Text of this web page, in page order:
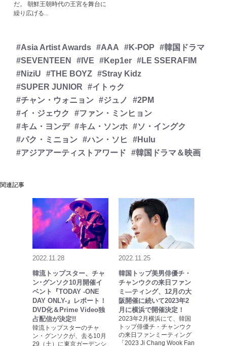
だ。 朝鮮王朝時代の王宮を舞台に
繰り広げる...
#Asia Artist Awards #AAA #K-POP
#韓国ドラマ
#SEVENTEEN
#IVE #Kep1er #LE SSERAFIM
#NiziU
#THE BOYZ #Stray Kidz
#SUPER JUNIOR
#イトゥク
#チャン・ウォニョン #ジュノ
#2PM
#イ・ジェウク
#ファン・ミンヒョン
#キム・ヨンデ #キム・ソンホ #ソ・イングク
#パク・ミニョン #ハン・ソヒ
#Hulu
#アジアアーティストアワード
#韓国ドラマ＆映画
関連記事
2022.11.28
韓流トップスター、チャ
ン･グンソク10月開催イ
ベント『TODAY -ONE
DAY ONLY-』レポート！
DVD化＆Prime Video独
占配信が決定!!
韓流トップスターのチャ
ン・グンソクが、去る10月
29（土）に東京ガーデンシ
2022.11.25
韓国トップ美男俳優チ・
チャンウクの来日ファン
ミ―ティング、12月の大
阪開催に続いて2023年2
月に横浜で開催決定！
2023年2月横浜にて、韓国
トップ俳優チ・チャンウク
の来日ファンミーティング
「2023 Ji Chang Wook Fan